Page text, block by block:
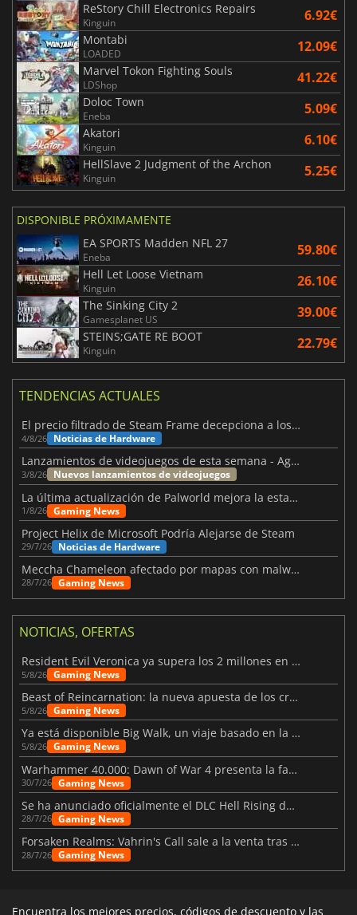
ReStory Chill Electronics Repairs
Kinguin 6.92€
Montabi
LOADED 12.09€
Marvel Tokon Fighting Souls
LDShop 41.22€
Doloc Town
Eneba 5.09€
Akatori
Kinguin 6.10€
HellSlave 2 Judgment of the Archon
Kinguin 5.25€
DISPONIBLE PRÓXIMAMENTE
EA SPORTS Madden NFL 27
Eneba 59.80€
Hell Let Loose Vietnam
Kinguin 26.10€
The Sinking City 2
Gamesplanet US 39.00€
STEINS;GATE RE BOOT
Kinguin 22.79€
TENDENCIAS ACTUALES
El precio filtrado de Steam Frame decepciona a los usuarios
4/8/26 Noticias de Hardware
Lanzamientos de videojuegos de esta semana - Agosto de 2026 (semana 32)
3/8/26 Nuevos lanzamientos de videojuegos
La última actualización de Palworld mejora la estabilidad
1/8/26 Gaming News
Project Helix de Microsoft Podría Alejarse de Steam
29/7/26 Noticias de Hardware
Meccha Chameleon afectado por mapas con malware y Discord
28/7/26 Gaming News
NOTICIAS, OFERTAS
Resident Evil Veronica ya supera los 2 millones en listas de deseados
5/8/26 Gaming News
Beast of Reincarnation: la nueva apuesta de los creadores de Pokémon
5/8/26 Gaming News
Ya está disponible Big Walk, un viaje basado en la amistad
5/8/26 Gaming News
Warhammer 40.000: Dawn of War 4 presenta la facción de los Necrones
30/7/26 Gaming News
Se ha anunciado oficialmente el DLC Hell Rising de Nioh 3
28/7/26 Gaming News
Forsaken Realms: Vahrin's Call sale a la venta tras una década
28/7/26 Gaming News
Encuentra los mejores precios, códigos de descuento y las